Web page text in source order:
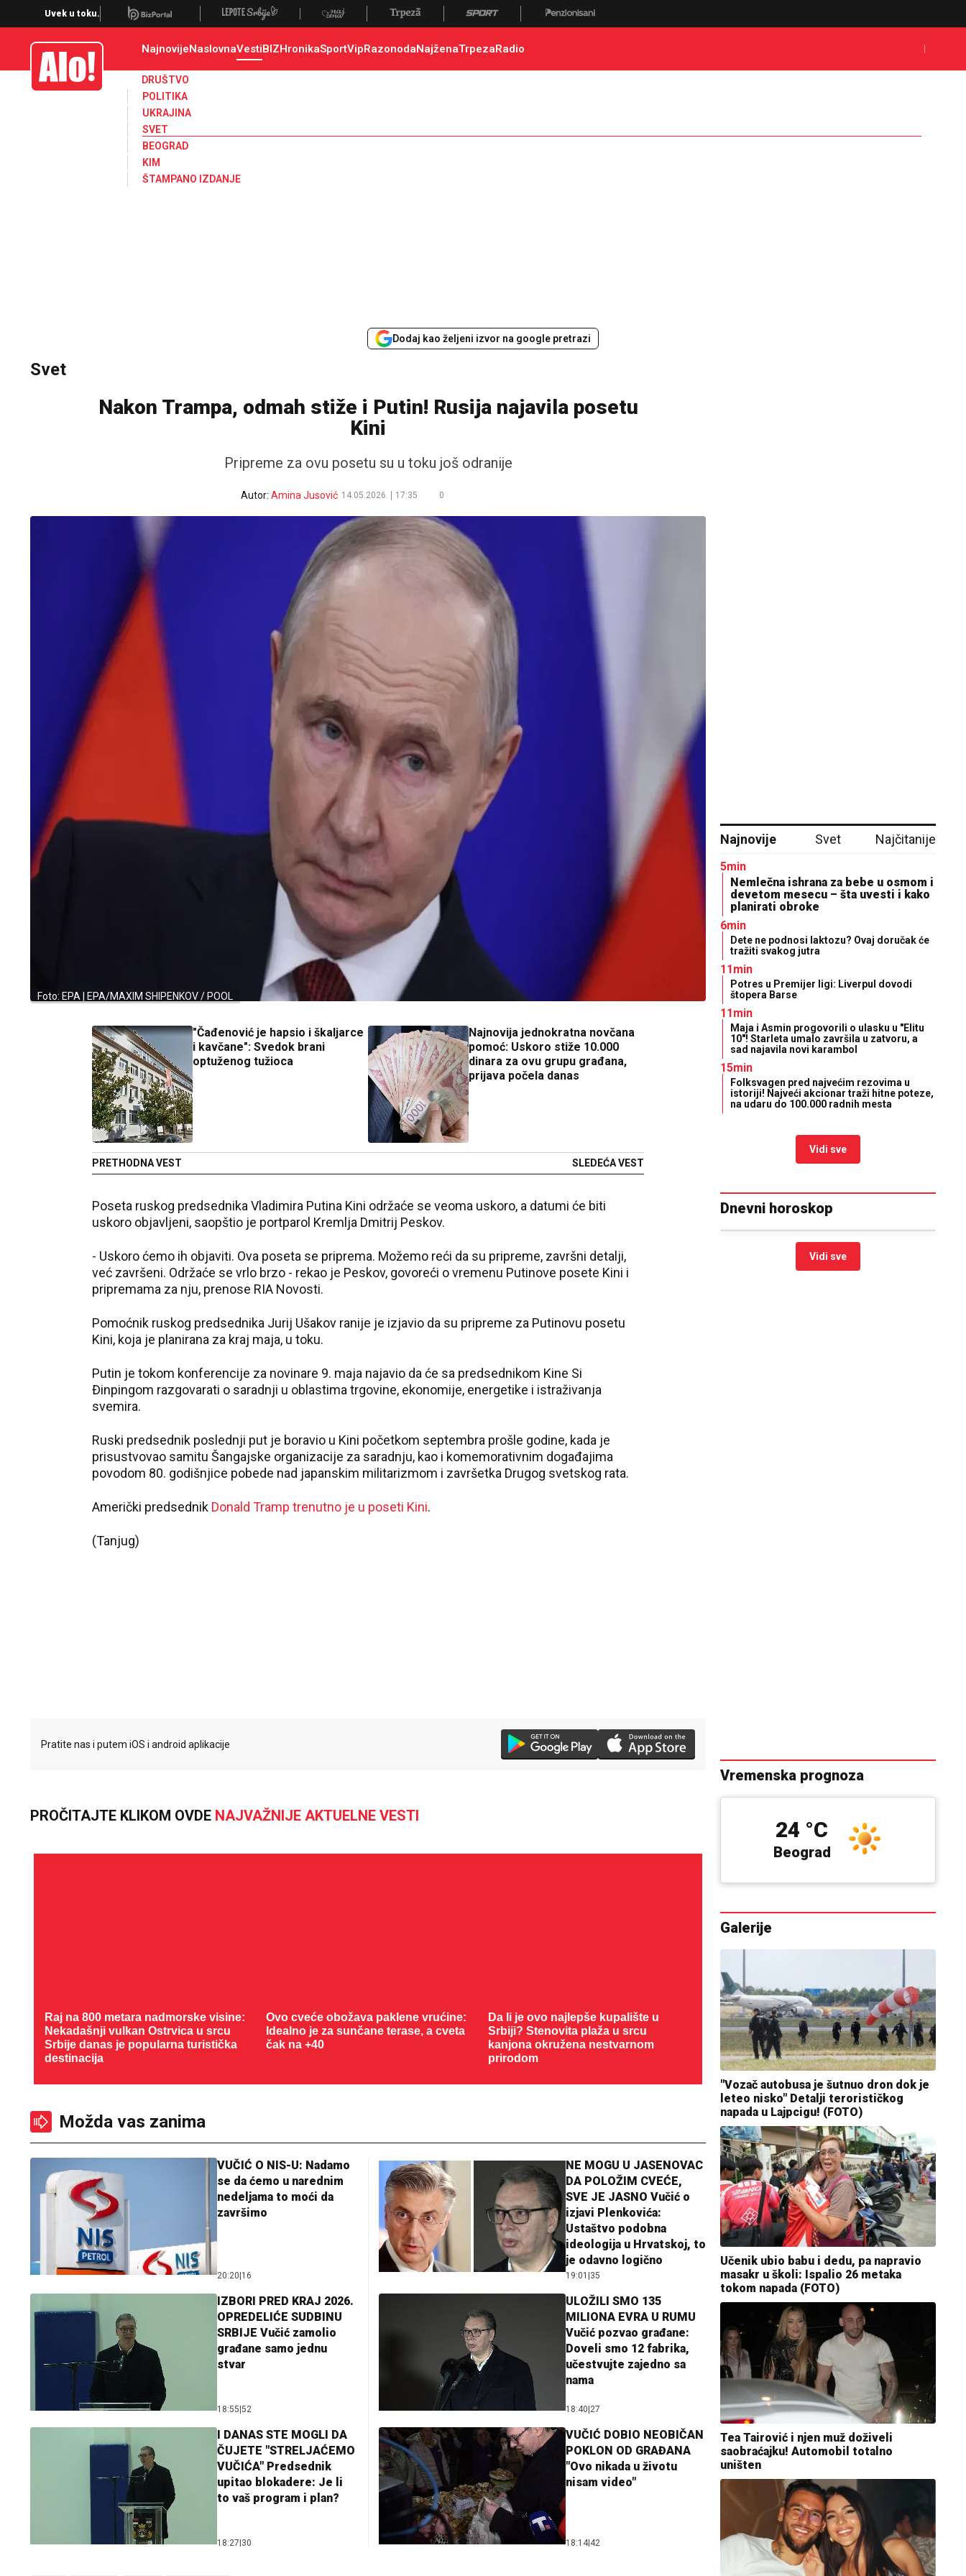
Svet, Ruske vesti, Planeta, Region
Uvek u toku.
Alo NajnovijeNaslovnaVestiBIZHronikaSportVipRazonodaNajženaTrpezaRadio
DRUŠTVO
POLITIKA
UKRAJINA
SVET
BEOGRAD
KIM
ŠTAMPANO IZDANJE
Dodaj kao željeni izvor na google pretrazi
Svet
Nakon Trampa, odmah stiže i Putin! Rusija najavila posetu
Kini
Pripreme za ovu posetu su u toku još odranije
Autor: Amina Jusović 14.05.2026. 17:35 0
Foto: EPA | EPA/MAXIM SHIPENKOV / POOL
"Čađenović je hapsio i škaljarce
i kavčane": Svedok brani
optuženog tužioca
PRETHODNA VEST
Najnovija jednokratna novčana
pomoć: Uskoro stiže 10.000
dinara za ovu grupu građana,
prijava počela danas
SLEDEĆA VEST
Poseta ruskog predsednika Vladimira Putina Kini održaće se veoma uskoro, a datumi će biti
uskoro objavljeni, saopštio je portparol Kremlja Dmitrij Peskov.
- Uskoro ćemo ih objaviti. Ova poseta se priprema. Možemo reći da su pripreme, završni detalji,
već završeni. Održaće se vrlo brzo - rekao je Peskov, govoreći o vremenu Putinove posete Kini i
pripremama za nju, prenose RIA Novosti.
Pomoćnik ruskog predsednika Jurij Ušakov ranije je izjavio da su pripreme za Putinovu posetu
Kini, koja je planirana za kraj maja, u toku.
Putin je tokom konferencije za novinare 9. maja najavio da će sa predsednikom Kine Si
Đinpingom razgovarati o saradnji u oblastima trgovine, ekonomije, energetike i istraživanja
svemira.
Ruski predsednik poslednji put je boravio u Kini početkom septembra prošle godine, kada je
prisustvovao samitu Šangajske organizacije za saradnju, kao i komemorativnim događajima
povodom 80. godišnjice pobede nad japanskim militarizmom i završetka Drugog svetskog rata.
Američki predsednik Donald Tramp trenutno je u poseti Kini.
(Tanjug)
Pratite nas i putem iOS i android aplikacije
PROČITAJTE KLIKOM OVDE NAJVAŽNIJE AKTUELNE VESTI
Raj na 800 metara nadmorske visine:
Nekadašnji vulkan Ostrvica u srcu
Srbije danas je popularna turistička
destinacija
Ovo cveće obožava paklene vrućine:
Idealno je za sunčane terase, a cveta
čak na +40
Da li je ovo najlepše kupalište u
Srbiji? Stenovita plaža u srcu kanjona
okružena nestvarnom prirodom
Možda vas zanima
VUČIĆ O NIS-U: Nadamo
se da ćemo u narednim
nedeljama to moći da
završimo
20:20 16
NE MOGU U JASENOVAC
DA POLOŽIM CVEĆE,
SVE JE JASNO Vučić o
izjavi Plenkovića:
Ustaštvo podobna
ideologija u Hrvatskoj, to
je odavno logično
19:01 35
IZBORI PRED KRAJ 2026.
OPREDELIĆE SUDBINU
SRBIJE Vučić zamolio
građane samo jednu
stvar
18:55 52
ULOŽILI SMO 135
MILIONA EVRA U RUMU
Vučić pozvao građane:
Doveli smo 12 fabrika,
učestvujte zajedno sa
nama
18:40 27
I DANAS STE MOGLI DA
ČUJETE "STRELJAĆEMO
VUČIĆA" Predsednik
upitao blokadere: Je li
to vaš program i plan?
18:27 30
VUČIĆ DOBIO NEOBIČAN
POKLON OD GRAĐANA
"Ovo nikada u životu
nisam video"
18:14 42
Najnovije Svet Najčitanije
5min
Nemlečna ishrana za bebe u osmom i
devetom mesecu – šta uvesti i kako
planirati obroke
6min
Dete ne podnosi laktozu? Ovaj doručak će
tražiti svakog jutra
11min
Potres u Premijer ligi: Liverpul dovodi
štopera Barse
11min
Maja i Asmin progovorili o ulasku u "Elitu
10"! Starleta umalo završila u zatvoru, a
sad najavila novi karambol
15min
Folksvagen pred najvećim rezovima u
istoriji! Najveći akcionar traži hitne poteze,
na udaru do 100.000 radnih mesta
Vidi sve
Dnevni horoskop
Vidi sve
Vremenska prognoza
Loznica Beograd
24 °C
Galerije
"Vozač autobusa je šutnuo dron dok je
leteo nisko" Detalji terorističkog
napada u Lajpcigu! (FOTO)
Učenik ubio babu i dedu, pa napravio
masakr u školi: Ispalio 26 metaka
tokom napada (FOTO)
Tea Tairović i njen muž doživeli
saobraćajku! Automobil totalno
uništen